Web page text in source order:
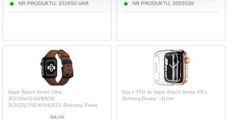
NR PRODUKTU: 202650-VAR NR PRODUKTU: 3005539
Apple Watch Series Ultra
3/2/Ultra/11/10/9/8/SE
3/(2022)/7/SE/6/5/4/3/2/1 Skórzany Pasek
84,10
Etui z TPU do Apple Watch Series 9/8 z
Ochroną Ekranu - 41mm